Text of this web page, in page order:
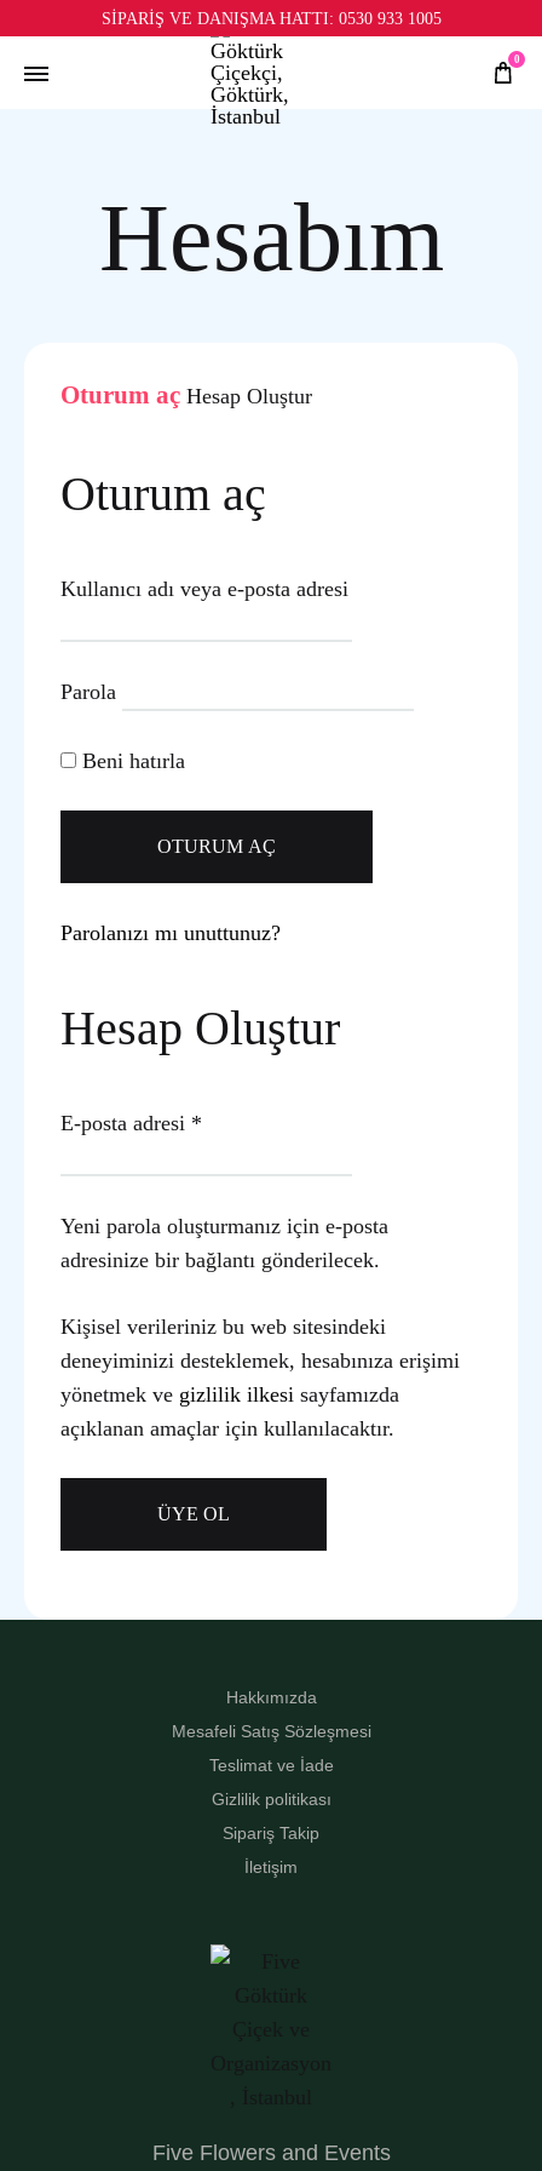
SİPARİŞ VE DANIŞMA HATTI: 0530 933 1005
0
Hesabım
Oturum aç Hesap Oluştur
Oturum aç
Kullanıcı adı veya e-posta adresi
Parola
Beni hatırla
OTURUM AÇ
Parolanızı mı unuttunuz?
Hesap Oluştur
E-posta adresi *
Yeni parola oluşturmanız için e-posta
adresinize bir bağlantı gönderilecek.
Kişisel verileriniz bu web sitesindeki
deneyiminizi desteklemek, hesabınıza erişimi
yönetmek ve gizlilik ilkesi sayfamızda
açıklanan amaçlar için kullanılacaktır.
ÜYE OL
Hakkımızda
Mesafeli Satış Sözleşmesi
Teslimat ve İade
Gizlilik politikası
Sipariş Takip
İletişim
Five Flowers and Events